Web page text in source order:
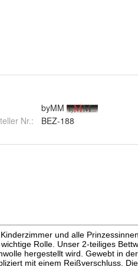
byMM
Nr.:
BEZ-188